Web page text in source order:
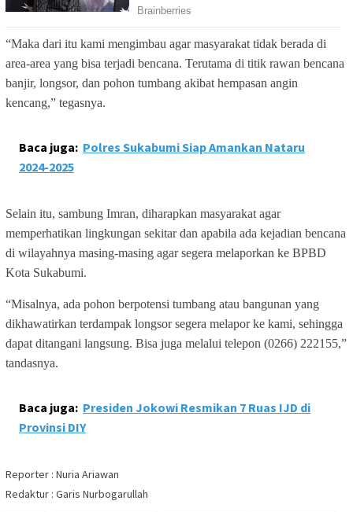
“Maka dari itu kami mengimbau agar masyarakat tidak berada di
area-area yang bisa terjadi bencana. Terutama di titik rawan bencana
banjir, longsor, dan pohon tumbang akibat hempasan angin
kencang,” tegasnya.
Baca juga: Polres Sukabumi Siap Amankan Nataru
2024-2025
Selain itu, sambung Imran, diharapkan masyarakat agar
memperhatikan lingkungan sekitar dan apabila ada kejadian bencana
di wilayahnya masing-masing agar segera melaporkan ke BPBD
Kota Sukabumi.
“Misalnya, ada pohon berpotensi tumbang atau bangunan yang
dikhawatirkan terdampak longsor segera melapor ke kami, sehingga
dapat ditangani langsung. Bisa juga melalui telepon (0266) 222155,”
tandasnya.
Baca juga: Presiden Jokowi Resmikan 7 Ruas IJD di
Provinsi DIY
Reporter : Nuria Ariawan
Redaktur : Garis Nurbogarullah